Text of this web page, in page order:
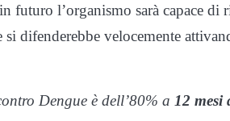
futuro l’organismo sarà capace di
difenderebbe velocemente
Dengue è dell’80% a 12 mesi